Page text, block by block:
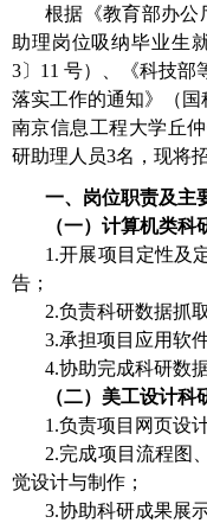
根据《教育部办公
助理岗位吸纳毕业生
3〕 11 号）、《科技部
落实工作的通知》（国
南京信息工程大学丘
研助理人员3名，现将
一、 岗位职责及主
（一）计算机类科
1.开展项目定性及
告；
2.负责科研数据抓
3.承担项目应用软
4.协助完成科研数
（二）美工设计科
1.负责项目网页设
2.完成项目流程图
觉设计与制作；
3.协助科研成果展